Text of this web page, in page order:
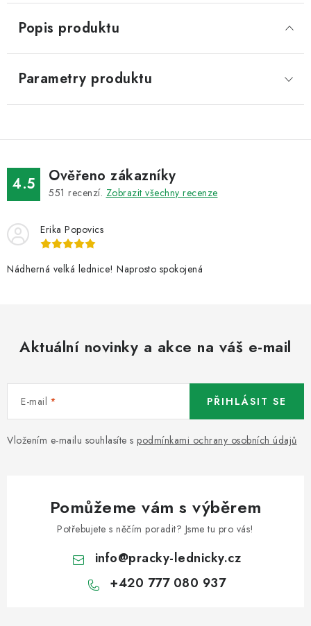
Popis produktu
Parametry produktu
4.5 Ověřeno zákazníky
551 recenzí. Zobrazit všechny recenze
Erika Popovics
Nádherná velká lednice! Naprosto spokojená
Aktuální novinky a akce na váš e-mail
E-mail
Vložením e-mailu souhlasíte s podmínkami ochrany osobních údajů
PŘIHLÁSIT SE
Pomůžeme vám s výběrem
Potřebujete s něčím poradit? Jsme tu pro vás!
info@pracky-lednicky.cz
+420 777 080 937